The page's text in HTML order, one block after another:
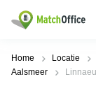
Huren / Verhuren
Home Locatie
Aalsmeer